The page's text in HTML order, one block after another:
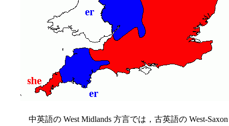
中英語の West Midlands 方言では，古英語の West-